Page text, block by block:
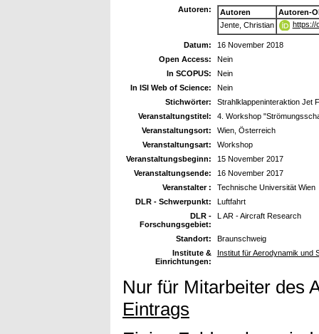
Autoren:
Autoren
Autoren-
Jente, Christian
https://
Datum:
16 November 2018
Open Access:
Nein
In SCOPUS:
Nein
In ISI Web of Science:
Nein
Stichwörter:
Strahlklappeninteraktion Jet
Veranstaltungstitel:
4. Workshop
Veranstaltungsort:
Wien, Österreich
Veranstaltungsart:
Workshop
Veranstaltungsbeginn:
15 November 2017
Veranstaltungsende:
16 November 2017
Veranstalter :
Technische Universität Wien
DLR - Schwerpunkt:
Luftfahrt
DLR -
Forschungsgebiet:
L AR - Aircraft Research
Standort:
Braunschweig
Institute &
Einrichtungen:
Institut für Aerodynamik und
Nur für Mitarbeiter des
Eintrags